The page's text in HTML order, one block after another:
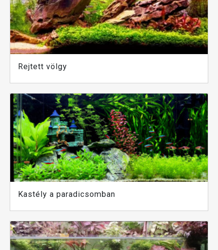
Rejtett völgy
Kastély a paradicsomban